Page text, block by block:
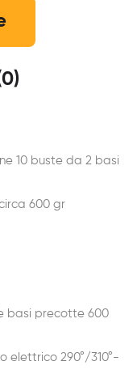
10 buste da 2 basi
600 gr
basi precotte 600
elettrico 290°/310°-